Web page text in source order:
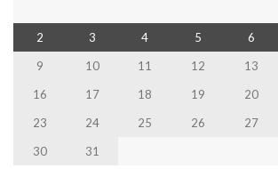
2
3 4 5 6
9
10 11 12 13
16
17 18 19 20
23
24 25 26 27
30
31